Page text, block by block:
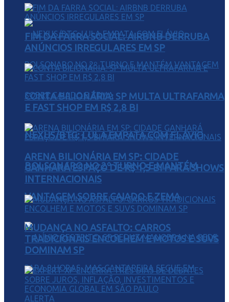
NEXUS/BTG: LULA EMPATA COM FLÁVIO
BOLSONARO NO 2º TURNO E MANTÉM
VANTAGEM SOBRE CAIADO E ZEMA
FIM DA FARRA SOCIAL: AIRBNB DERRUBA
ANÚNCIOS IRREGULARES EM SP
CONTA BILIONÁRIA: SP MULTA ULTRAFARMA
E FAST SHOP EM R$ 2,8 BI
ARENA BILIONÁRIA EM SP: CIDADE
GANHARÁ ESPAÇO DE R$ 1,5 BI PARA SHOWS
INTERNACIONAIS
MUDANÇA NO ASFALTO: CARROS
TRADICIONAIS ENCOLHEM E MOTOS E SUVS
DOMINAM SP